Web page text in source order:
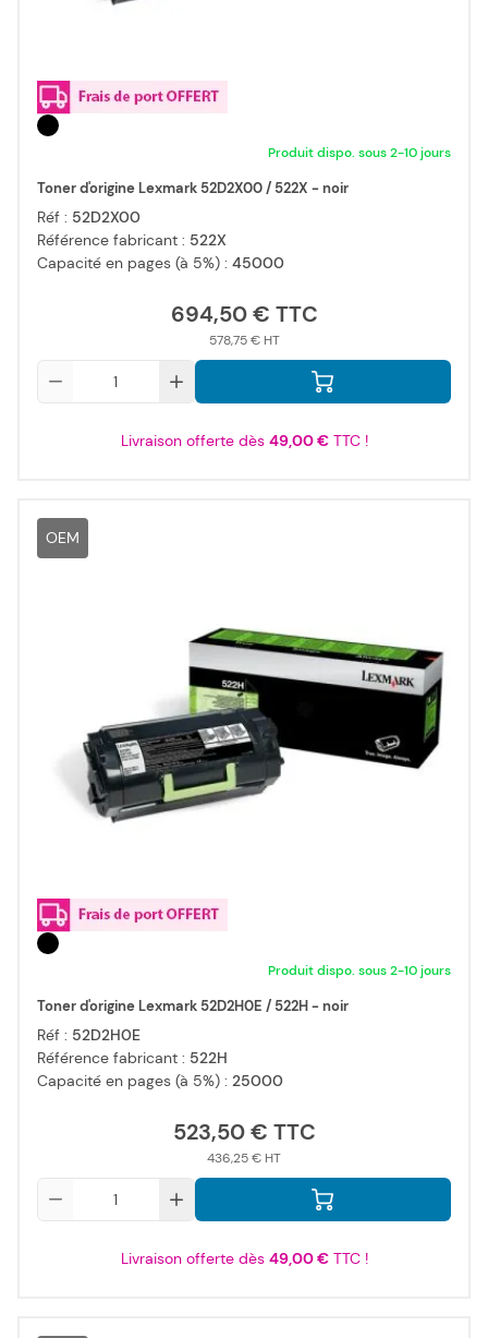
Produit dispo. sous 2-10 jours
Toner d'origine Lexmark 52D2X00 / 522X - noir
Réf : 52D2X00
Référence fabricant : 522X
Capacité en pages (à 5%) : 45000
694,50 €
578,75 €
Livraison offerte dès 49,00 €TTC !
OEM
Produit dispo. sous 2-10 jours
Toner d'origine Lexmark 52D2H0E / 522H - noir
Réf : 52D2H0E
Référence fabricant : 522H
Capacité en pages (à 5%) : 25000
523,50 €
436,25 €
Livraison offerte dès 49,00 €TTC !